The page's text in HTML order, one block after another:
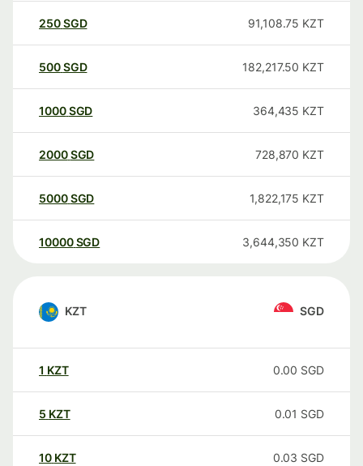
250SGD 91,108.75 KZT
500SGD 182,217.50 KZT
1000SGD 364,435 KZT
2000SGD 728,870 KZT
5000SGD 1,822,175 KZT
10000 SGD 3,644,350 KZT
KZT SGD
1 KZT 0.00 SGD
5 KZT 0.01 SGD
10 KZT 0.03 SGD